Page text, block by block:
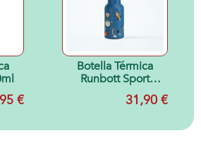
€
Botella Térmica
Runbott Sport
350ML Cosmic
31,90 €